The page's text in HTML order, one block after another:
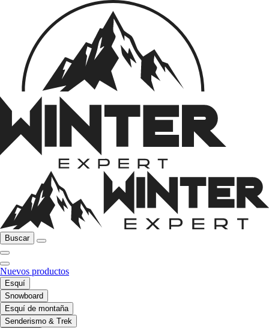
Buscar
Nuevos productos
Esquí
Snowboard
Esquí de montaña
Senderismo & Trek